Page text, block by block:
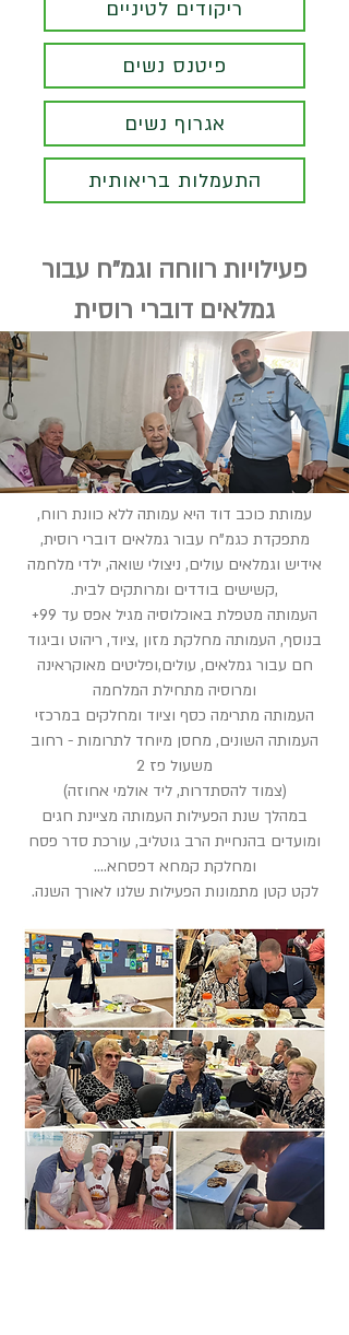
ריקודים לטיניים
פיטנס נשים
אגרוף נשים
התעמלות בריאותית
פעילויות רווחה וגמ"ח עבור
גמלאים דוברי רוסית
עמותת כוכב דוד היא עמותה ללא כוונת רווח,
מתפקדת כגמ"ח עבור גמלאים דוברי רוסית,
אידיש וגמלאים עולים, ניצולי שואה, ילדי מלחמה
,קשישים בודדים ומרותקים לבית.
העמותה מטפלת באוכלוסיה מגיל אפס עד 99+
בנוסף, העמותה מחלקת מזון ,ציוד, ריהוט וביגוד
חם עבור גמלאים, עולים,ופליטים מאוקראינה
ומרוסיה מתחילת המלחמה
העמותה מתרימה כסף וציוד ומחלקים במרכזי
העמותה השונים, מחסן מיוחד לתרומות - רחוב
משעול פז 2
(צמוד להסתדרות, ליד אולמי אחוזה)
במהלך שנת הפעילות העמותה מציינת חגים
ומועדים בהנחיית הרב גוטליב, עורכת סדר פסח
ומחלקת קמחא דפסחא....
לקט קטן מתמונות הפעילות שלנו לאורך השנה.